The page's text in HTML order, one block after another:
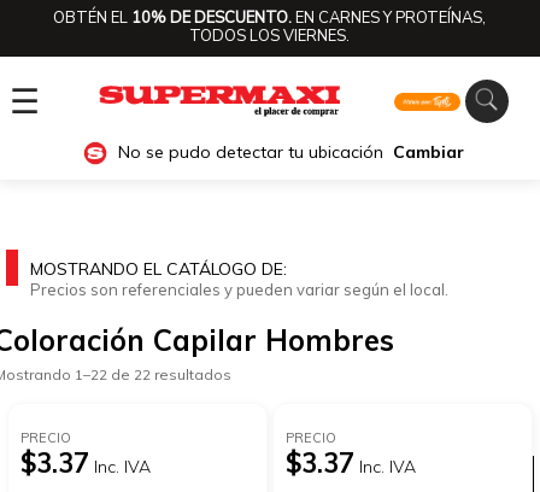
OBTÉN EL 10% DE DESCUENTO.EN CARNES Y PROTEÍNAS,
TODOS LOS VIERNES.
☰
No se pudo detectar tu ubicación Cambiar
Ver categorías
MOSTRANDO EL CATÁLOGO DE:
Precios son referenciales y pueden variar según el local.
Capilar Hombres
1–22 de 22 resultados
PRECIO
$3.37 Inc. IVA
PRECIO
$3.37 Inc. IVA